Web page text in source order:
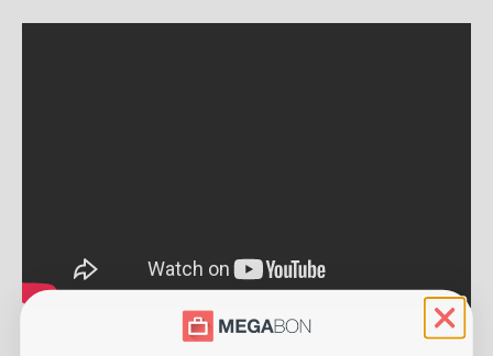
Hotel Aurora je eden prvih ekološko naravnanih hotelov na